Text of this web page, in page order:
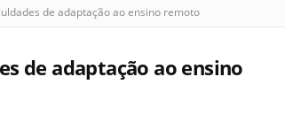
de adaptação ao ensino remoto
de adaptação ao ensino